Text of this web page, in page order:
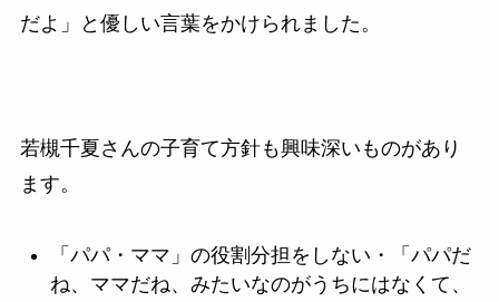
だよ」と優しい言葉をかけられました。
若槻千夏さんの子育て方針も興味深いものがあり
ます。
「パパ・ママ」の役割分担をしない・「パパだ
ね、ママだね、みたいなのがうちにはなくて、